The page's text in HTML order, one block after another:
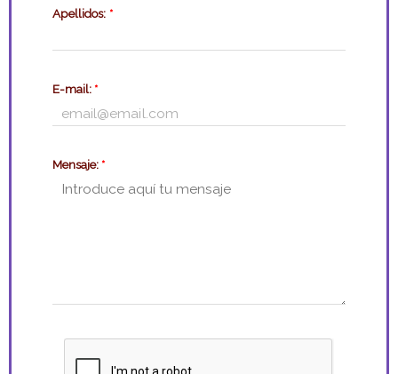
Apellidos: *
E-mail: *
Mensaje: *